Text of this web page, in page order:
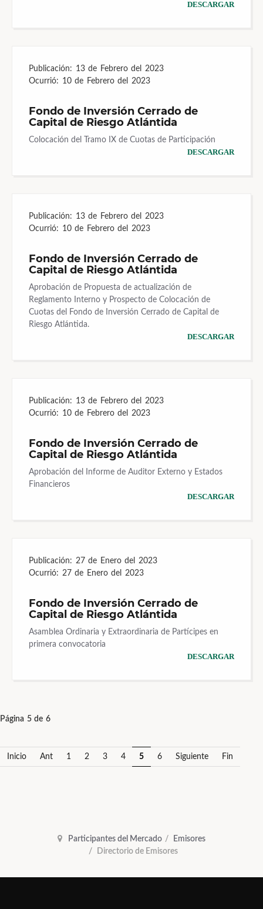
DESCARGAR
Publicación: 13 de Febrero del 2023
Ocurrió: 10 de Febrero del 2023
Fondo de Inversión Cerrado de
Capital de Riesgo Atlántida
Colocación del Tramo IX de Cuotas de Participación
DESCARGAR
Publicación: 13 de Febrero del 2023
Ocurrió: 10 de Febrero del 2023
Fondo de Inversión Cerrado de
Capital de Riesgo Atlántida
Aprobación de Propuesta de actualización de
Reglamento Interno y Prospecto de Colocación de
Cuotas del Fondo de Inversión Cerrado de Capital de
Riesgo Atlántida.
DESCARGAR
Publicación: 13 de Febrero del 2023
Ocurrió: 10 de Febrero del 2023
Fondo de Inversión Cerrado de
Capital de Riesgo Atlántida
Aprobación del Informe de Auditor Externo y Estados
Financieros
DESCARGAR
Publicación: 27 de Enero del 2023
Ocurrió: 27 de Enero del 2023
Fondo de Inversión Cerrado de
Capital de Riesgo Atlántida
Asamblea Ordinaria y Extraordinaria de Partícipes en
primera convocatoria
DESCARGAR
Página 5 de 6
Inicio Ant 1 2 3 4 5 6 Siguiente Fin
Participantes del Mercado
Emisores
Directorio de Emisores